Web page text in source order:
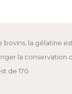
la gélatine
la conservation
de 170.